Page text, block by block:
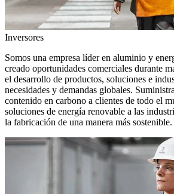
Inversores
Somos una empresa líder en aluminio y
creado oportunidades comerciales durante
el desarrollo de productos, soluciones e
necesidades y demandas globales.
contenido en carbono a clientes de todo el
soluciones de energía renovable a las
la fabricación de una manera más sostenible.